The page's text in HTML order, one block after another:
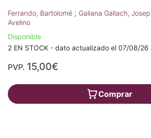
Ferrando, Bartolomé ; Galiana Gallach,
Avelino
Disponible
2 EN STOCK - dato actualizado el 07/08/26
PVP. 15,00€
Comprar